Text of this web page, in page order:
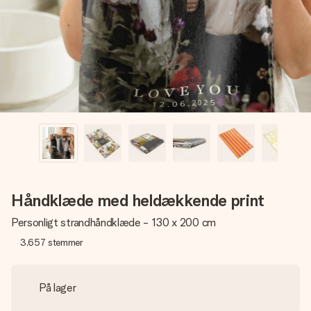
billede af dig eller en besked, der går lige i hendes hjerte.
Intet besvær men udelukkende en masse kærlighed i
øjeblikket.
Håndklæde med heldækkende print
Personligt strandhåndklæde - 130 x 200 cm
3,657 stemmer
På lager